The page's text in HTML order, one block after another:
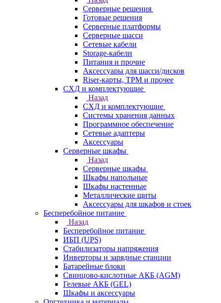
Серверные решения
Готовые решения
Серверные платформы
Серверные шасси
Сетевые кабели
Storage-кабели
Питания и прочие
Аксессуары для шасси/дисков
Riser-карты, TPM и прочее
СХД и комплектующие
Назад
СХД и комплектующие
Системы хранения данных
Программное обеспечение
Сетевые адаптеры
Аксессуары
Серверные шкафы
Назад
Серверные шкафы
Шкафы напольные
Шкафы настенные
Металлические щиты
Аксессуары для шкафов и стоек
Бесперебойное питание
Назад
Бесперебойное питание
ИБП (UPS)
Стабилизаторы напряжения
Инверторы и зарядные станции
Батарейные блоки
Свинцово-кислотные АКБ (AGM)
Гелевые АКБ (GEL)
Шкафы и аксессуары